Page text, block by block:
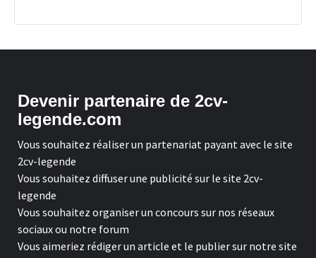
Devenir partenaire de 2cv-
legende.com
Vous souhaitez réaliser un partenariat payant avec le site
2cv-legende
Vous souhaitez diffuser une publicité sur le site 2cv-
legende
Vous souhaitez organiser un concours sur nos réseaux
sociaux ou notre forum
Vous aimeriez rédiger un article et le publier sur notre site